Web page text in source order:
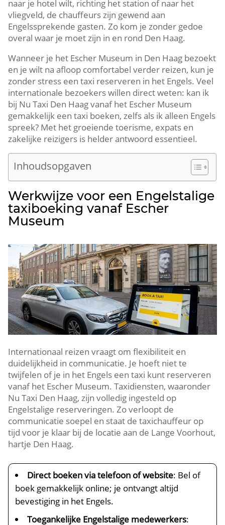
naar je hotel wilt, richting het station of naar het
vliegveld, de chauffeurs zijn gewend aan
Engelssprekende gasten. Zo kom je zonder gedoe
overal waar je moet zijn in en rond Den Haag.
Wanneer je het Escher Museum in Den Haag bezoekt
en je wilt na afloop comfortabel verder reizen, kun je
zonder stress een taxi reserveren in het Engels. Veel
internationale bezoekers willen direct weten: kan ik
bij Nu Taxi Den Haag vanaf het Escher Museum
gemakkelijk een taxi boeken, zelfs als ik alleen Engels
spreek? Met het groeiende toerisme, expats en
zakelijke reizigers is helder antwoord essentieel.
Inhoudsopgaven
Werkwijze voor een Engelstalige
taxiboeking vanaf Escher
Museum
Internationaal reizen vraagt om flexibiliteit en
duidelijkheid in communicatie. Je hoeft niet te
twijfelen of je in het Engels een taxi kunt reserveren
vanaf het Escher Museum. Taxidiensten, waaronder
Nu Taxi Den Haag, zijn volledig ingesteld op
Engelstalige reserveringen. Zo verloopt de
communicatie soepel en staat de taxichauffeur op
tijd voor je klaar bij de locatie aan de Lange Voorhout,
hartje Den Haag.
Direct boeken via telefoon of website: Bel of
boek gemakkelijk online; je ontvangt altijd
bevestiging in het Engels.
Toegankelijke Engelstalige medewerkers: